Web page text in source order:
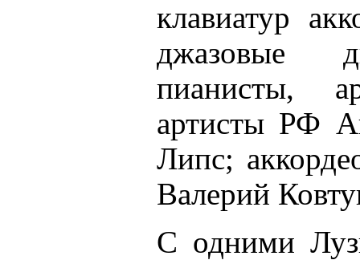
клавиатур
джазовые
пианисты,
артисты РФ
Липс;
Валерий
С одними